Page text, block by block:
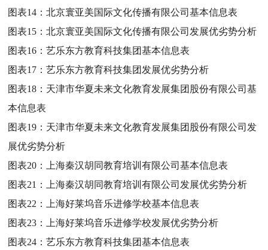
图表14：北京寰亚美国际文化传播有限公司基本信息表
图表15：北京寰亚美国际文化传播有限公司发展优劣势分析
图表16：艺乐东方教育科技集团基本信息表
图表17：艺乐东方教育科技集团发展优劣势分析
图表18： 天津市华夏未来文化教育发展集团股份有限公司基
本信息表
图表19： 天津市华夏未来文化教育发展集团股份有限公司发
展优劣势分析
图表20：
上海秦汉胡同教育培训有限公司基本信息表
图表21：
上海秦汉胡同教育培训有限公司发展优劣势分析
图表22：
上海好莱坞音乐进修学校基本信息表
图表23：
上海好莱坞音乐进修学校发展优劣势分析
图表24：艺乐东方教育科技集团基本信息表